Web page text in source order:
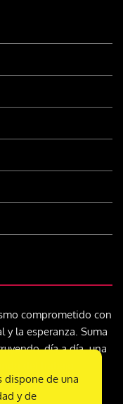
comprometido con
y la esperanza. Suma
día a día, una
del trabajo
dispone de una
y de